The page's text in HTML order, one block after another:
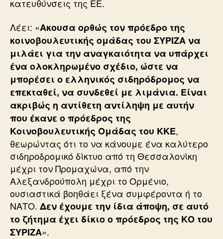
κατευθύνσεις της ΕΕ.
Λέει: «Ακουσα ορθώς τον πρόεδρο της
κοινοβουλευτικής ομάδας του ΣΥΡΙΖΑ να
μιλάει για την αναγκαιότητα να υπάρχει
ένα ολοκληρωμένο σχέδιο, ώστε να
μπορέσει ο ελληνικός σιδηρόδρομος να
επεκταθεί, να συνδεθεί με λιμάνια. Είναι
ακριβώς η αντίθετη αντίληψη με αυτήν
που έκανε ο πρόεδρος της
Κοινοβουλευτικής Ομάδας του ΚΚΕ,
θεωρώντας ότι το να κάνουμε ένα καλύτερο
σιδηροδρομικό δίκτυο από τη Θεσσαλονίκη
μέχρι τον Προμαχώνα, από την
Αλεξανδρούπολη μέχρι το Ορμένιο,
ουσιαστικά βοηθάει ξένα συμφέροντα ή το
ΝΑΤΟ. Δεν έχουμε την ίδια άποψη, σε αυτό
το ζήτημα έχει δίκιο ο πρόεδρος της ΚΟ του
ΣΥΡΙΖΑ».